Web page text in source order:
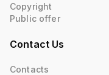
Copyright
Public offer
Contact Us
Contacts